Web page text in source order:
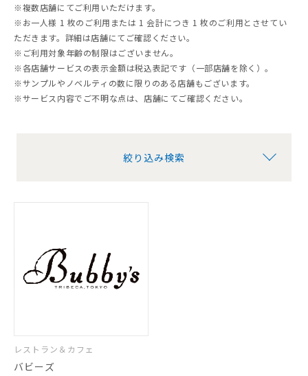
※複数店舗にてご利用いただけます。
※お一人様 1 枚のご利用または 1 会計につき 1 枚のご利用とさせてい
ただきます。詳細は店舗にてご確認ください。
※ご利用対象年齢の制限はございません。
※各店舗サービスの表示金額は税込表記です（一部店舗を除く）。
※サンプルやノベルティの数に限りのある店舗もございます。
※サービス内容でご不明な点は、店舗にてご確認ください。
絞り込み検索
レストラン＆カフェ
バビーズ